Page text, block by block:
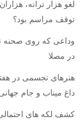
لغو هزار ترانه،
توقف مراسم بود؟
وداعی که روی صحنه
در مصلا
هنرهای تجسمی در
داغ میناب و جام
کشف لکه های